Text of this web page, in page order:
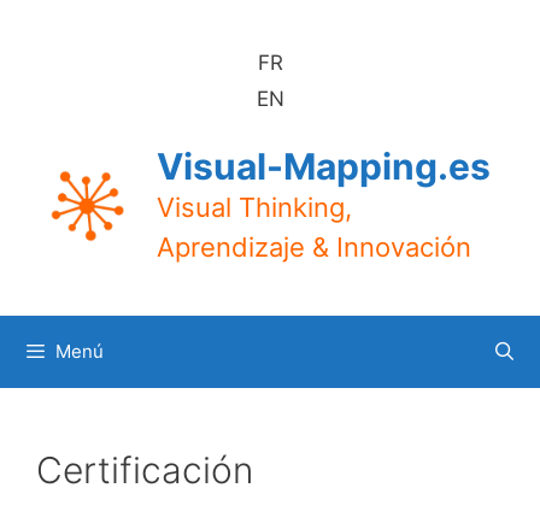
FR
EN
Visual-Mapping.es
Visual Thinking,
Aprendizaje & Innovación
Menú
Certificación